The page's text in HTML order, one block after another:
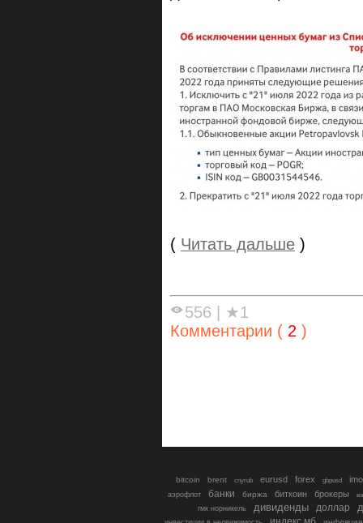
( Читать дальше )
556
★1
Комментарии ( 2 )
bitcoin brent cnyrub eurusd forex gbpusd
аэрофлот банки биржа биткоин брокеры
гмк норникель
дивиденды доллар